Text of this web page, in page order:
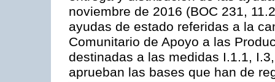
noviembre de 2016 (BOC 231,
ayudas de estado referidas a la
Comunitario de Apoyo a las
destinadas a las medidas I.1.1,
aprueban las bases que han de